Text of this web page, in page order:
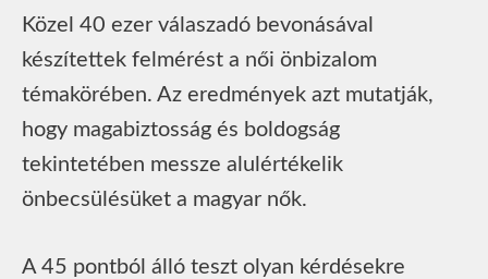
Közel 40 ezer válaszadó bevonásával
készítettek felmérést a női önbizalom
témakörében. Az eredmények azt mutatják,
hogy magabiztosság és boldogság
tekintetében messze alulértékelik
önbecsülésüket a magyar nők.
A 45 pontból álló teszt olyan kérdésekre